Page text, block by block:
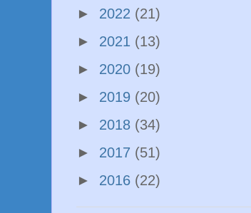
► 2022 (21)
► 2021 (13)
► 2020 (19)
► 2019 (20)
► 2018 (34)
► 2017 (51)
► 2016 (22)